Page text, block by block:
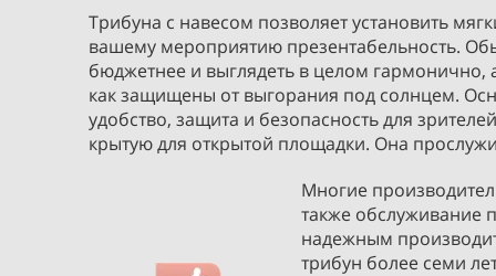
Трибуна с навесом позволяет установить
вашему мероприятию презентабельность.
бюджетнее и выглядеть в целом гармонично,
как защищены от выгорания под солнцем.
удобство, защита и безопасность для
крытую для открытой площадки. Она
Многие
также обслуживание
надежным
трибун более семи